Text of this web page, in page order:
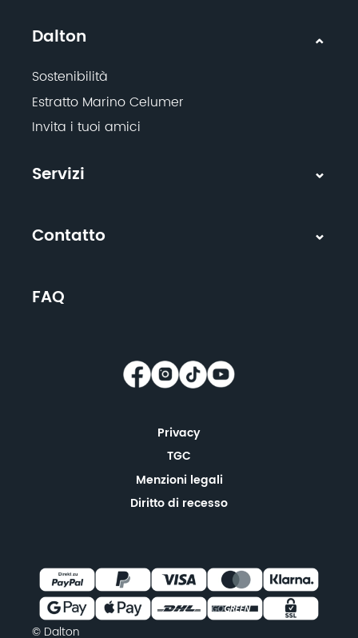
Dalton
Sostenibilità
Estratto Marino Celumer
Invita i tuoi amici
Servizi
Contatto
FAQ
Privacy
TGC
Menzioni legali
Diritto di recesso
© Dalton